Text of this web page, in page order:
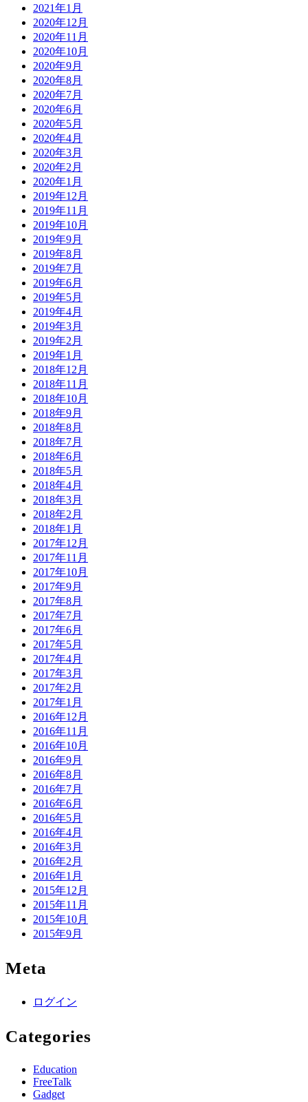
2021年1月
2020年12月
2020年11月
2020年10月
2020年9月
2020年8月
2020年7月
2020年6月
2020年5月
2020年4月
2020年3月
2020年2月
2020年1月
2019年12月
2019年11月
2019年10月
2019年9月
2019年8月
2019年7月
2019年6月
2019年5月
2019年4月
2019年3月
2019年2月
2019年1月
2018年12月
2018年11月
2018年10月
2018年9月
2018年8月
2018年7月
2018年6月
2018年5月
2018年4月
2018年3月
2018年2月
2018年1月
2017年12月
2017年11月
2017年10月
2017年9月
2017年8月
2017年7月
2017年6月
2017年5月
2017年4月
2017年3月
2017年2月
2017年1月
2016年12月
2016年11月
2016年10月
2016年9月
2016年8月
2016年7月
2016年6月
2016年5月
2016年4月
2016年3月
2016年2月
2016年1月
2015年12月
2015年11月
2015年10月
2015年9月
Meta
ログイン
Categories
Education
FreeTalk
Gadget